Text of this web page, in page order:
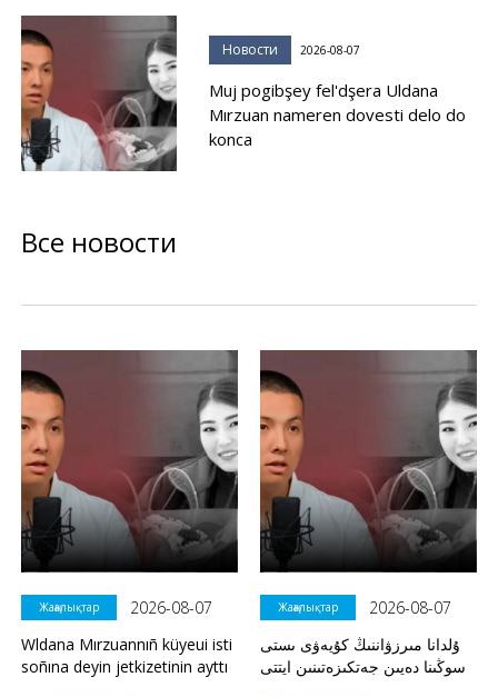
Новости 2026-08-07
Muj pogibşey fel'dşera Uldana
Mırzuan nameren dovesti delo do
konca
Все новости
Жаңалықтар
2026-08-07
Wldana Mırzuannıñ küyeui isti
soñına deyin jetkizetinin ayttı
Жаңалықтар
2026-08-07
ۇلدانا مىرزۋاننىڭ كۇيەۋى ىستى
سوڭىنا دەيىن جەتكىزەتىنىن ايتتى